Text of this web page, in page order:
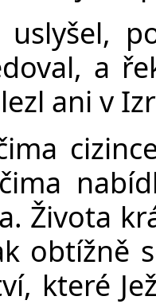
uslyšel,
a
ani v
Života
obtížně
které